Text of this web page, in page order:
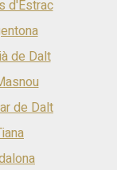
d'Estrac
de Dalt
de Dalt